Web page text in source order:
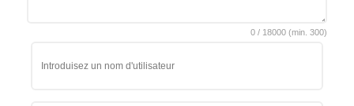
0 / 18000 (min. 300)